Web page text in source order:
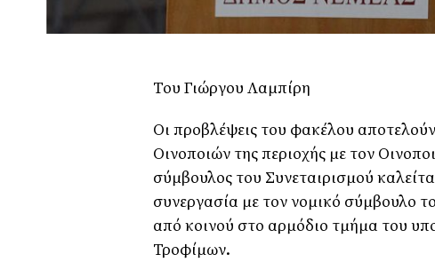
Του Γιώργου Λαμπίρη
Οι προβλέψεις του φακέλου
Οινοποιών της περιοχής με τον
σύμβουλος του Συνεταιρισμού
συνεργασία με τον νομικό σύμβουλο
από κοινού στο αρμόδιο τμήμα του
Τροφίμων.